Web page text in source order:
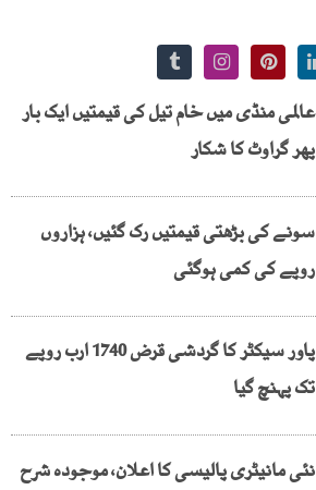
عالمی منڈی میں خام تیل کی قیمتیں ایک بار
پھر گراوٹ کا شکار
سونے کی بڑھتی قیمتیں رک گئیں، ہزاروں
روپے کی کمی ہوگئی
پاور سیکٹر کا گردشی قرض 1740 ارب روپے
تک پہنچ گیا
نئی مانیٹری پالیسی کا اعلان، موجودہ شرح